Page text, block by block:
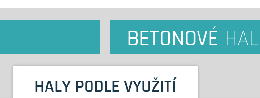
BETONOVÉ
HALY PODLE VYUŽITÍ